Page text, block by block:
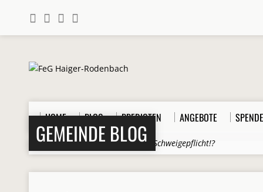
HOME BLOG PREDIGTEN ANGEBOTE
GEMEINDE BLOG
Home> Beiträge > Gemeinde> Schweigepflicht!?